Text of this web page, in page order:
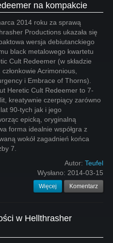
na kompakcie
2014 roku za sprawą
Productions ukazała się
wersja debiutanckiego
black metalowego kwartetu
Cult Redeemer (w składzie
członkowie Acrimonious,
i Embrace of Thorns).
Heretic Cult Redeemer to 7-
kreatywnie czerpiący zarówno
90-tych jak i jego
epicką, oryginalną
forma idealnie współgra z
wokół zagadnień końca
7.
Autor: Teufel
Wysłano: 2014-03-15
Więcej Komentarz
w Hellthrasher